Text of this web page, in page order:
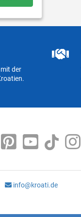
der
info@kroati.de